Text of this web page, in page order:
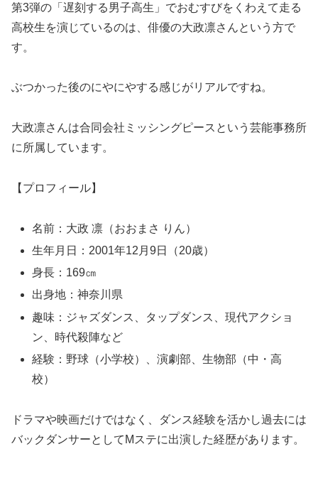
第3弾の「遅刻する男子高生」でおむすびをくわえて走る
高校生を演じているのは、俳優の大政凛さんという方で
す。
ぶつかった後のにやにやする感じがリアルですね。
大政凛さんは合同会社ミッシングピースという芸能事務所
に所属しています。
【プロフィール】
名前：大政 凛（おおまさ りん）
生年月日：2001年12月9日（20歳）
身長：169㎝
出身地：神奈川県
趣味：ジャズダンス、タップダンス、現代アクショ
ン、時代殺陣など
経験：野球（小学校）、演劇部、生物部（中・高
校）
ドラマや映画だけではなく、ダンス経験を活かし過去には
バックダンサーとしてMステに出演した経歴があります。